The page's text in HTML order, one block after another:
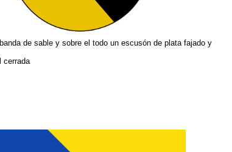
de sable y sobre el todo un escusón de plata fajado y
cerrada